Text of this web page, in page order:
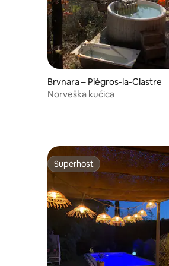
Brvnara – Piégros-la-Clastre
Norveška kućica
Superhost
Superhost